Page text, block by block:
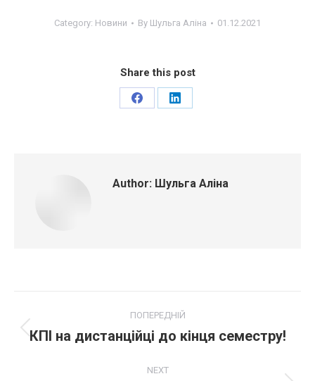
Category: Новини By Шульга Аліна 01.12.2021
Share this post
Share
Share
Author: Шульга Аліна
navigation
ПОПЕРЕДНІЙ
Попередній
КПІ на дистанційці до кінця семестру!
NEXT